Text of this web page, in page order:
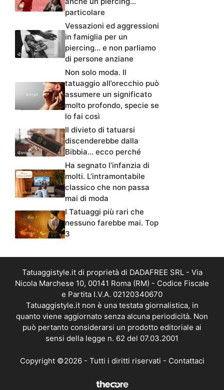
particolare
Vessazioni ed aggressioni
in famiglia per un
piercing… e non parliamo
di persone anziane
Non solo moda. Il
tatuaggio all’orecchio può
assumere un significato
molto profondo, specie se
lo fai così
Il divieto di tatuarsi
discenderebbe dalla
Bibbia… ecco perché
Ha segnato l’infanzia di
molti. L’intramontabile
classico che non passa
mai di moda
I Tatuaggi più rari che
nessuno farebbe mai. Top
3
Tatuaggistyle.it di proprietà di DADAFREE SRL - Via
Nicola Marchese 10, 00141 Roma (RM) - Codice Fiscale
e Partita I.V.A. 02120340670
Tatuaggistyle.it non è una testata giornalistica, in
quanto viene aggiornato senza alcuna periodicità. Non
può pertanto considerarsi un prodotto editoriale ai
sensi della legge n. 62 del 07.03.2001
Copyright ©2026 - Tutti i diritti riservati - Contattaci